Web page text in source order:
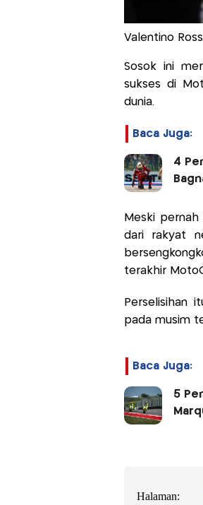
Valentino
Sosok ini
sukses di
dunia.
Baca Juga:
4
Meski
dari rakyat
terakhir
Perselisihan
pada musim
Baca Juga:
5
Halaman: